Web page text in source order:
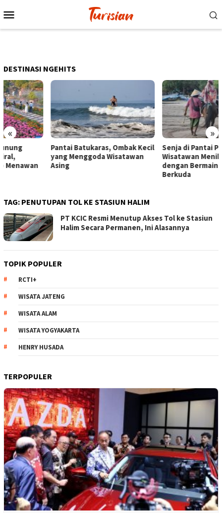
ke
Mobile
DESTINASI NGEHITS
« »
Pantai Batukaras, Ombak Kecil
yang Menggoda Wisatawan
Asing
Senja di Pantai Pangandaran,
Wisatawan Menikmati Sore
dengan Bermain hingga
TAG: PENUTUPAN TOL KE STASIUN HALIM
PT KCIC Resmi Menutup Akses Tol ke Stasiun
Halim Secara Permanen, Ini Alasannya
TOPIK POPULER
RCTI+
WISATA JATENG
WISATA ALAM
WISATA YOGYAKARTA
HENRY HUSADA
TERPOPULER